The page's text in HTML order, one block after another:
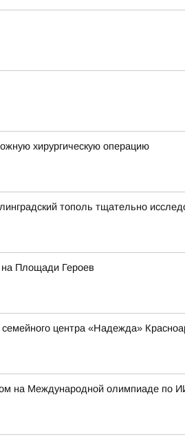
хирургическую операцию
тополь тщательно
Площади Героев
центра «Надежда»
на Международной олимпиаде по